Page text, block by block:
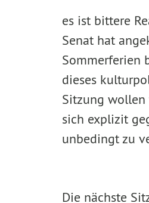
es ist bittere
Senat hat
Sommerferien
dieses
Sitzung wollen
sich explizit
unbedingt zu
Die nächste